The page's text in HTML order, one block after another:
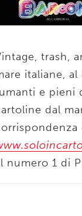
trash,
italiane,
e pieni
dal
numero 1 di